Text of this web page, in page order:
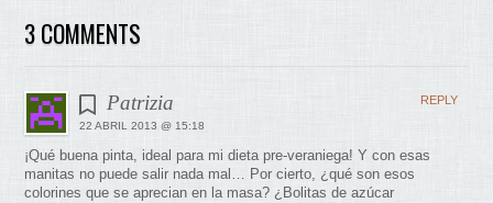
3 COMMENTS
Patrizia
22 ABRIL 2013 @ 15:18
¡Qué buena pinta, ideal para mi dieta pre-veraniega! Y con esas
manitas no puede salir nada mal… Por cierto, ¿qué son esos
colorines que se aprecian en la masa? ¿Bolitas de azúcar
REPLY